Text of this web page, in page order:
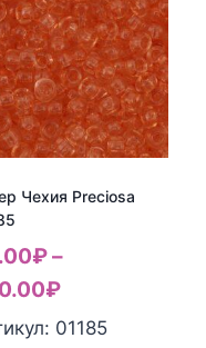
Чехия Preciosa
₽–
₽
01185